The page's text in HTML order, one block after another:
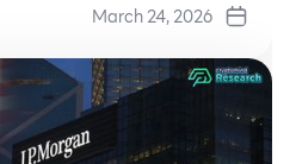
March 24, 2026